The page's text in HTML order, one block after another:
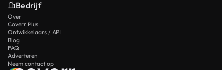
Bedrijf
Over
Coverr Plus
Ontwikkelaars / API
Blog
FAQ
Adverteren
Neem contact op